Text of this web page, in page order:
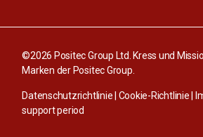
©2026 Positec Group Ltd. Kress und
Marken der Positec Group.
Datenschutzrichtlinie| Cookie-Richtlinie|
support period